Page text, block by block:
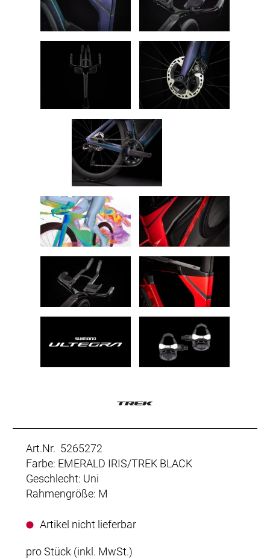
Art.Nr. 5265272
Farbe: EMERALD IRIS/TREK BLACK
Geschlecht: Uni
Rahmengröße: M
Artikel nicht lieferbar
pro Stück (inkl. MwSt.)